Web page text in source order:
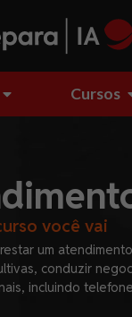
Cursos
você vai
um
conduzir
incluindo